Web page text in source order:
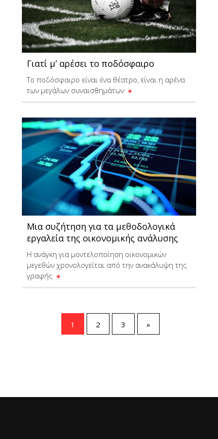
Γιατί μ’ αρέσει το ποδόσφαιρο
Tο ποδόσφαιρο είναι ένα θέατρο, είναι η αρένα
των μεγάλων συναισθημάτων
Μια συζήτηση για τα μεθοδολογικά
εργαλεία της οικονομικής ανάλυσης
Η ανάγκη για μοντελοποίηση οικονομικών
μεγεθών χρονολογείται από την ανακάλυψη της
γραφής
1 2 3 »